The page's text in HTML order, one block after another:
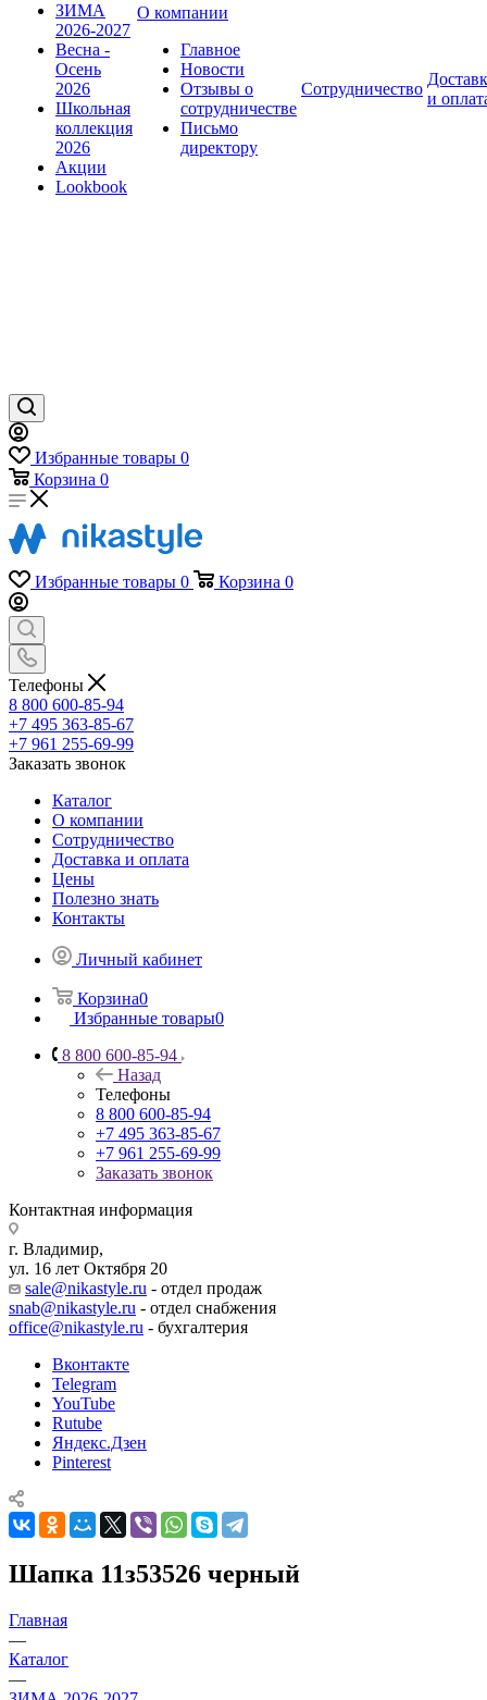
ЗИМА
2026-2027
Весна -
Осень
2026
Школьная
коллекция
2026
Акции
Lookbook
О компании
Главное
Новости
Отзывы о
сотрудничестве
Письмо
директору
Сотрудничество
и
Избранные товары 0
Корзина 0
Избранные товары 0 Корзина 0
Телефоны
8 800 600-85-94
+7 495 363-85-67
+7 961 255-69-99
Заказать звонок
Каталог
О компании
Сотрудничество
Доставка и оплата
Цены
Полезно знать
Контакты
Личный кабинет
Корзина0
Избранные товары0
8 800 600-85-94
Назад
Телефоны
8 800 600-85-94
+7 495 363-85-67
+7 961 255-69-99
Заказать звонок
Контактная информация
г. Владимир,
ул. 16 лет Октября 20
sale@nikastyle.ru - отдел продаж
snab@nikastyle.ru - отдел снабжения
office@nikastyle.ru - бухгалтерия
Вконтакте
Telegram
YouTube
Rutube
Яндекс.Дзен
Pinterest
Шапка 11з53526 черный
Главная
—
Каталог
—